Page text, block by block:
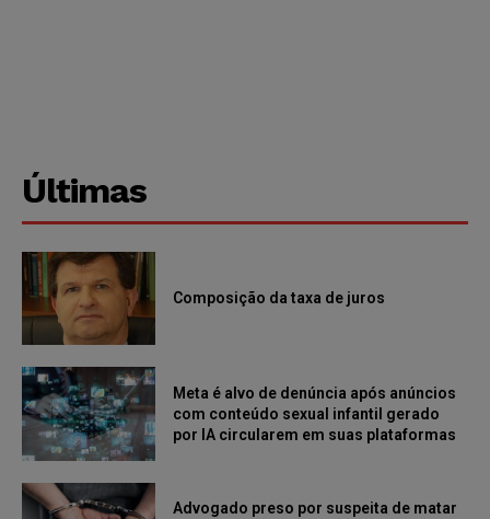
Últimas
Composição da taxa de juros
Meta é alvo de denúncia após anúncios
com conteúdo sexual infantil gerado
por IA circularem em suas plataformas
Advogado preso por suspeita de matar